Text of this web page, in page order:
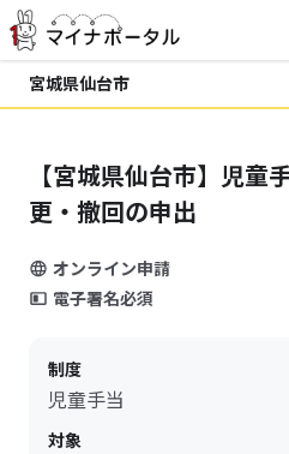
宮城県仙台市
【宮城県仙台市】児
更・撤回の申出
オンライン申請
電子署名必須
制度
児童手当
対象